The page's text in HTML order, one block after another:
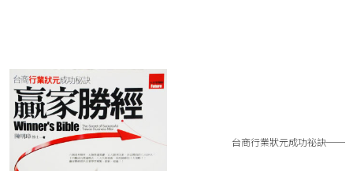
台商行業狀元成功祕訣──